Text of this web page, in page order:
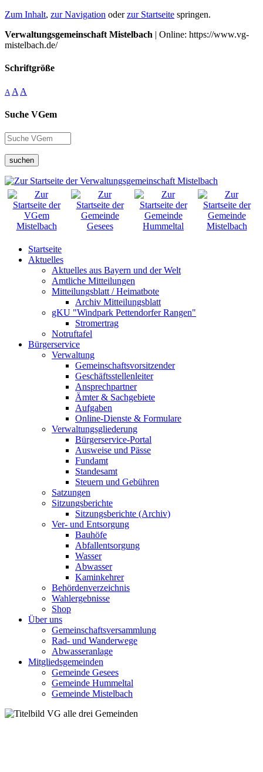
Zum Inhalt, zur Navigation oderzur Startseite springen.
Verwaltungsgemeinschaft Mistelbach | Online: https://www.vg-
mistelbach.de/
Schriftgröße
A A A
Suche VGem
suchen
Startseite
Aktuelles
Aktuelles aus Bayern und der Welt
Amtliche Mitteilungen
Mitteilungsblatt / Heimatbote
Archiv Mitteilungsblatt
gKU "Windpark Pettendorfer Rangen"
Stromertrag
Notruftafel
Bürgerservice
Verwaltung
Gemeinschaftsvorsitzender
Geschäftsstellenleiter
Ansprechpartner
Ämter & Sachgebiete
Aufgaben
Online-Dienste & Formulare
Verwaltungsgliederung
Bürgerservice-Portal
Ausweise und Pässe
Fundamt
Standesamt
Steuern und Gebühren
Satzungen
Sitzungsberichte
Sitzungsberichte (Archiv)
Ver- und Entsorgung
Bauhöfe
Abfallentsorgung
Wasser
Abwasser
Kaminkehrer
Behördenverzeichnis
Wahlergebnisse
Shop
Über uns
Gemeinschaftsversammlung
Rad- und Wanderwege
Abwasseranlage
Mitgliedsgemeinden
Gemeinde Gesees
Gemeinde Hummeltal
Gemeinde Mistelbach